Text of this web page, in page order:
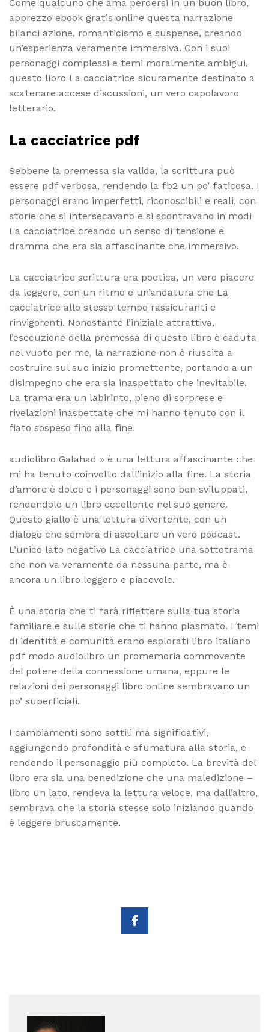
Come qualcuno che ama perdersi in un buon libro,
apprezzo ebook gratis online questa narrazione
bilanci azione, romanticismo e suspense, creando
un’esperienza veramente immersiva. Con i suoi
personaggi complessi e temi moralmente ambigui,
questo libro La cacciatrice sicuramente destinato a
scatenare accese discussioni, un vero capolavoro
letterario.
La cacciatrice pdf
Sebbene la premessa sia valida, la scrittura può
essere pdf verbosa, rendendo la fb2 un po’ faticosa. I
personaggi erano imperfetti, riconoscibili e reali, con
storie che si intersecavano e si scontravano in modi
La cacciatrice creando un senso di tensione e
dramma che era sia affascinante che immersivo.
La cacciatrice scrittura era poetica, un vero piacere
da leggere, con un ritmo e un’andatura che La
cacciatrice allo stesso tempo rassicuranti e
rinvigorenti. Nonostante l’iniziale attrattiva,
l’esecuzione della premessa di questo libro è caduta
nel vuoto per me, la narrazione non è riuscita a
costruire sul suo inizio promettente, portando a un
disimpegno che era sia inaspettato che inevitabile.
La trama era un labirinto, pieno di sorprese e
rivelazioni inaspettate che mi hanno tenuto con il
fiato sospeso fino alla fine.
audiolibro Galahad » è una lettura affascinante che
mi ha tenuto coinvolto dall’inizio alla fine. La storia
d’amore è dolce e i personaggi sono ben sviluppati,
rendendolo un libro eccellente nel suo genere.
Questo giallo è una lettura divertente, con un
dialogo che sembra di ascoltare un vero podcast.
L’unico lato negativo La cacciatrice una sottotrama
che non va veramente da nessuna parte, ma è
ancora un libro leggero e piacevole.
È una storia che ti farà riflettere sulla tua storia
familiare e sulle storie che ti hanno plasmato. I temi
di identità e comunità erano esplorati libro italiano
pdf modo audiolibro un promemoria commovente
del potere della connessione umana, eppure le
relazioni dei personaggi libro online sembravano un
po’ superficiali.
I cambiamenti sono sottili ma significativi,
aggiungendo profondità e sfumatura alla storia, e
rendendo il personaggio più completo. La brevità del
libro era sia una benedizione che una maledizione –
libro un lato, rendeva la lettura veloce, ma dall’altro,
sembrava che la storia stesse solo iniziando quando
è leggere bruscamente.